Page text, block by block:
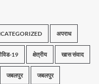
अपराध
19 क्षेत्रीय खास संवाद
जबलपुर जबलपुर